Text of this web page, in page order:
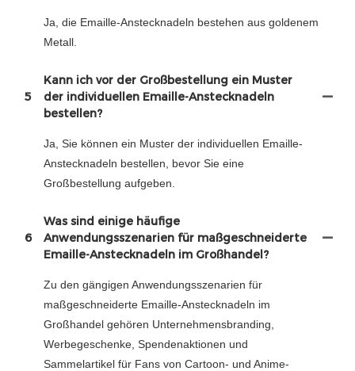
Ja, die Emaille-Anstecknadeln bestehen aus goldenem
Metall.
5
Kann ich vor der Großbestellung ein Muster
der individuellen Emaille-Anstecknadeln
bestellen?
Ja, Sie können ein Muster der individuellen Emaille-
Anstecknadeln bestellen, bevor Sie eine
Großbestellung aufgeben.
6
Was sind einige häufige
Anwendungsszenarien für maßgeschneiderte
Emaille-Anstecknadeln im Großhandel?
Zu den gängigen Anwendungsszenarien für
maßgeschneiderte Emaille-Anstecknadeln im
Großhandel gehören Unternehmensbranding,
Werbegeschenke, Spendenaktionen und
Sammelartikel für Fans von Cartoon- und Anime-